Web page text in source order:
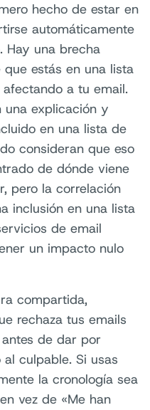
hecho de estar en
automáticamente
Hay una brecha
estás en una lista
a tu email.
una explicación y
en una lista de
consideran que eso
de dónde viene
pero la correlación
inclusión en una lista
de email
un impacto nulo
compartida,
rechaza tus emails
de dar por
culpable. Si usas
la cronología sea
vez de «Me han